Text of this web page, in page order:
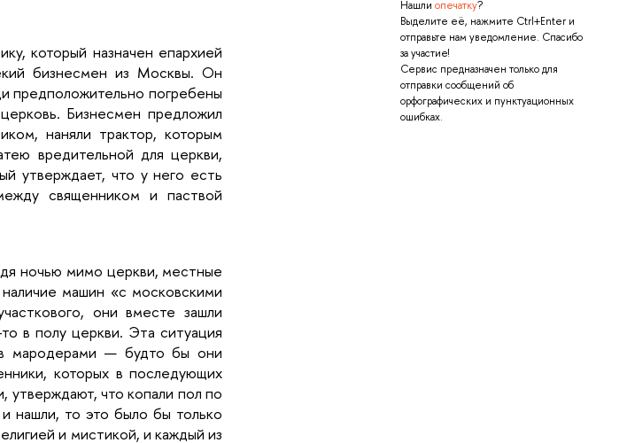
Нашли опечатку?
Выделите её, нажмите Ctrl+Enter и
отправьте нам уведомление. Спасибо
за участие!
Сервис предназначен только для
отправки сообщений об
орфографических и пунктуационных
ошибках.
который назначен епархией
бизнесмен из Москвы. Он
предположительно погребены
Бизнесмен предложил
наняли трактор, которым
вредительной для церкви,
утверждает, что у него есть
священником и паствой
ночью мимо церкви, местные
машин «с московскими
они вместе зашли
в полу церкви. Эта ситуация
мародерами — будто бы они
которых в последующих
утверждают, что копали пол по
нашли, то это было бы только
и мистикой, и каждый из